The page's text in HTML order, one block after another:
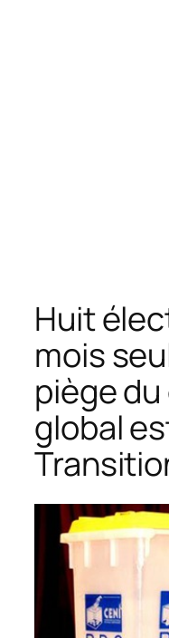
Huit
mois
piège
global